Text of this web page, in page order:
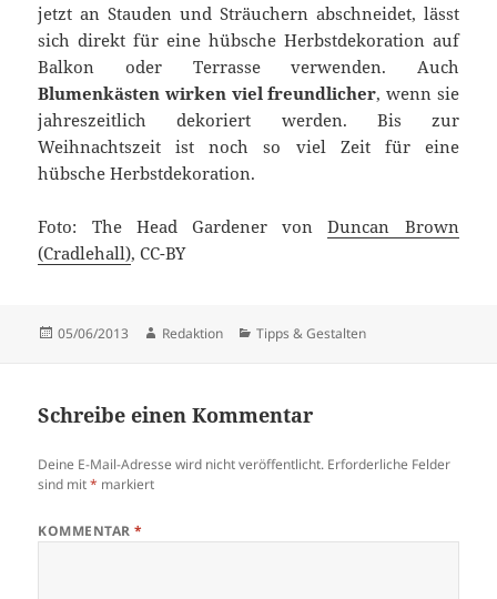
jetzt an Stauden und Sträuchern abschneidet, lässt
sich direkt für eine hübsche Herbstdekoration auf
Balkon oder Terrasse verwenden. Auch
Blumenkästen wirken viel freundlicher, wenn sie
jahreszeitlich dekoriert werden. Bis zur
Weihnachtszeit ist noch so viel Zeit für eine
hübsche Herbstdekoration.
Foto: The Head Gardener vonDuncan Brown
(Cradlehall), CC-BY
Veröffentlicht
05/06/2013 Autor
Redaktion Kategorien
Tipps & Gestalten
Schreibe einen Kommentar
Deine E-Mail-Adresse wird nicht veröffentlicht. Erforderliche Felder
sind mit* markiert
KOMMENTAR*